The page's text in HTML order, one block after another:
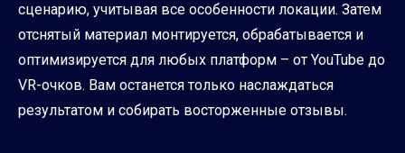
сценарию, учитывая все особенности локации. Затем
отснятый материал монтируется, обрабатывается и
оптимизируется для любых платформ – от YouTube до
VR-очков. Вам останется только наслаждаться
результатом и собирать восторженные отзывы.